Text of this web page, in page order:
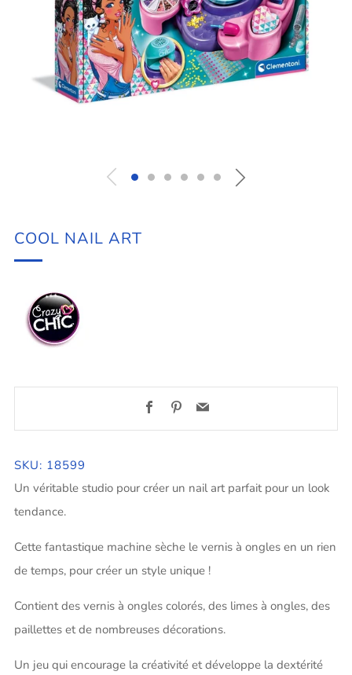
COOL NAIL ART
FacebookPinterest
Email
SKU: 18599
Un véritable studio pour créer un nail art parfait pour un look
tendance.
Cette fantastique machine sèche le vernis à ongles en un rien
de temps, pour créer un style unique !
Contient des vernis à ongles colorés, des limes à ongles, des
paillettes et de nombreuses décorations.
Un jeu qui encourage la créativité et développe la dextérité